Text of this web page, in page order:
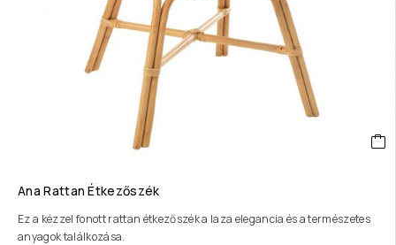
Ana Rattan Étkezőszék
Ez a kézzel fonott rattan étkezőszék a laza elegancia és a természetes
anyagok találkozása.